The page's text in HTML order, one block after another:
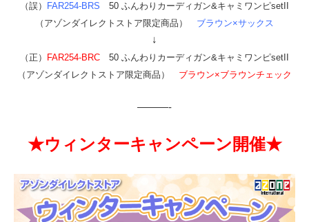
（誤） FAR254-BRS 50 ふんわりカーディガン&キャミワンピsetII
（アゾンダイレクトストア限定商品） ブラウン×サックス
↓
（正） FAR254-BRC 50 ふんわりカーディガン&キャミワンピsetII
（アゾンダイレクトストア限定商品） ブラウン×ブラウンチェック
———-
★ウィンターキャンペーン開催★